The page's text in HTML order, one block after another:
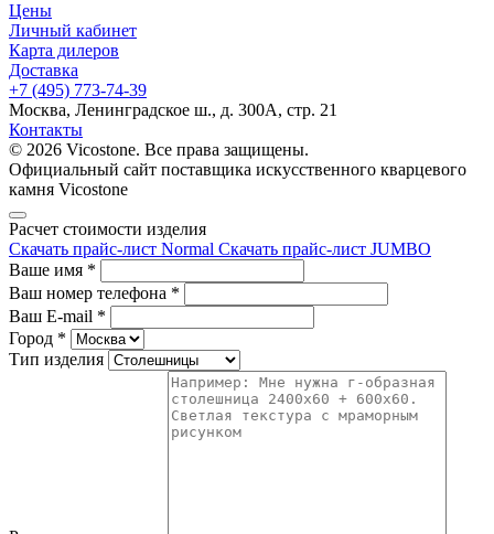
Цены
Личный кабинет
Карта дилеров
Доставка
+7 (495) 773-74-39
Москва, Ленинградское ш., д. 300А, стр. 21
Контакты
© 2026 Vicostone. Все права защищены.
Официальный сайт поставщика искусственного кварцевого
камня Vicostone
Расчет стоимости изделия
Скачать прайс-лист Normal Скачать прайс-лист JUMBO
Ваше имя *
Ваш номер телефона *
Ваш E-mail *
Город *
Тип изделия